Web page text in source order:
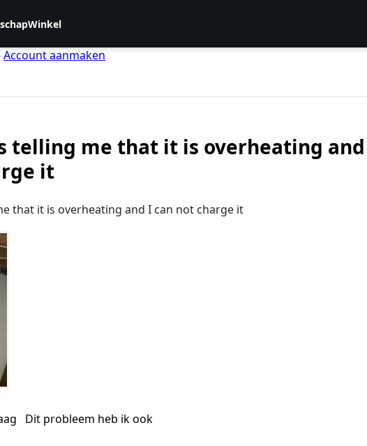
Winkel
Account aanmaken
telling me that it is overheating
it
that it is overheating and I can not charge it
Dit probleem heb ik ook